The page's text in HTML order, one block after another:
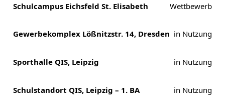
Schulcampus Eichsfeld St. Elisabeth Wettbewerb
Gewerbekomplex Lößnitzstr. 14, Dresden in Nutzung
Sporthalle QIS, Leipzig in Nutzung
Schulstandort QIS, Leipzig – 1. BA in Nutzung